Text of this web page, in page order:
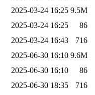
2025-03-24 16:25 9.5M
2025-03-24 16:25
86
2025-03-24 16:43
716
2025-06-30 16:10 9.6M
2025-06-30 16:10
86
2025-06-30 18:35
716